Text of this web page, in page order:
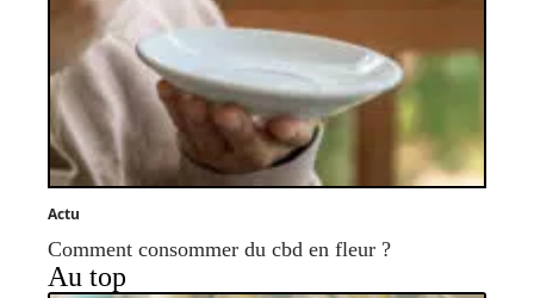
Actu
Comment consommer du cbd en fleur ?
Au top